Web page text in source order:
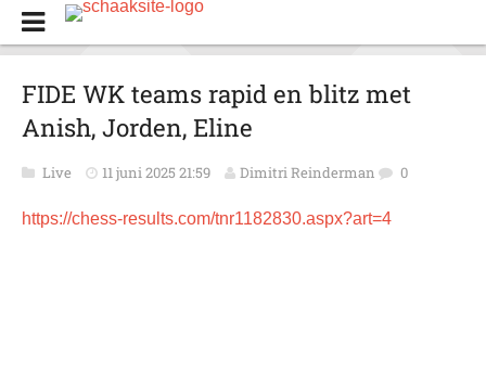
FIDE WK teams rapid en blitz met
Anish, Jorden, Eline
Live 11 juni 2025 21:59 Dimitri Reinderman 0
https://chess-results.com/tnr1182830.aspx?art=4